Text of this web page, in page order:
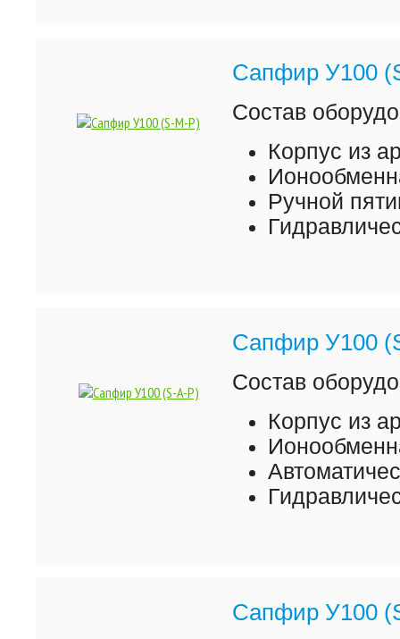
Сапфир У100
Состав
Корпус из
Ручной
Сапфир У100
Состав
Корпус из
Сапфир У100